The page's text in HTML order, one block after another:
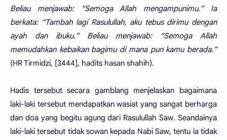
Beliau menjawab: “Semoga Allah mengampunimu.” Ia
berkata: “Tambah lagi Rasulullah, aku tebus dirimu dengan
ayah dan ibuku.” Beliau menjawab: “Semoga Allah
memudahkan kebaikan bagimu di mana pun kamu berada.”
(HR Tirmidzi, [3444], hadits hasan shahih).
Hadis tersebut secara gamblang menjelaskan bagaimana
laki-laki tersebut mendapatkan wasiat yang sangat berharga
dan doa yang begitu agung dari Rasulullah Saw. Seandainya
laki-laki tersebut tidak sowan kepada Nabi Saw, tentu ia tidak